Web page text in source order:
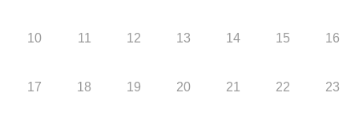
10 11 12 13 14 15 16
17 18 19 20 21 22 23